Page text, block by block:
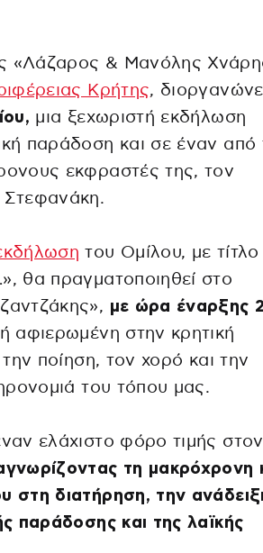
«Λάζαρος & Μανόλης
Κρήτης,
μια ξεχωριστή εκδήλωση
παράδοση και σε έναν από
εκφραστές της, τον
Στεφανάκη.
του Ομίλου, με
θα πραγματοποιηθεί στο
με ώρα έναρξης
αφιερωμένη στην κρητική
ποίηση, τον χορό και την
του τόπου μας.
ελάχιστο φόρο τιμής στον
τη μακρόχρονη
στη διατήρηση, την
παράδοσης και της λαϊκής